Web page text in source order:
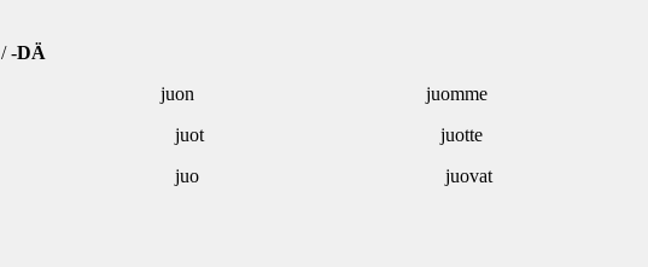
/ -DÄ
juon
juomme
juot
juotte
juo
juovat